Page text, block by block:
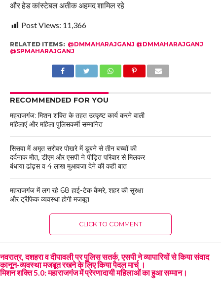
और हेड कांस्टेबल अतीक अहमद शामिल रहे
Post Views: 11,366
RELATED ITEMS: @DMMAHARAJGANJ @DMMAHARAJGANJ
@SPMAHARAJGANJ
RECOMMENDED FOR YOU
महराजगंज: मिशन शक्ति के तहत उत्कृष्ट कार्य करने वाली
महिलाएं और महिला पुलिसकर्मी सम्मानित
सिसवा में अमृत सरोवर पोखरे में डूबने से तीन बच्चों की
दर्दनाक मौत, डीएम और एसपी ने पीड़ित परिवार से मिलकर
बंधाया ढांढ़स व 4 लाख मुआवजा देने की कही बात
महराजगंज में लग रहे 68 हाई-टेक कैमरे, शहर की सुरक्षा
और ट्रैफिक व्यवस्था होगी मजबूत
CLICK TO COMMENT
नवरात्र, दशहरा व दीपावली पर पुलिस सतर्क, एसपी ने व्यापारियों से किया संवाद
कानून-व्यवस्था मजबूत रखने के लिए किया पैदल मार्च ।
मिशन शक्ति 5.0: महाराजगंज में प्रेरणादायी महिलाओं का हुआ सम्मान।